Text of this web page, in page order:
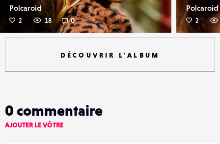
Polcaroid
2 18 0
Polcaroid
2
DÉCOUVRIR L'ALBUM
0 commentaire
AJOUTER LE VÔTRE